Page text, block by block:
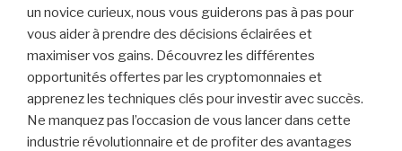
un novice curieux, nous vous guiderons pas à pas pour
vous aider à prendre des décisions éclairées et
maximiser vos gains. Découvrez les différentes
opportunités offertes par les cryptomonnaies et
apprenez les techniques clés pour investir avec succès.
Ne manquez pas l’occasion de vous lancer dans cette
industrie révolutionnaire et de profiter des avantages